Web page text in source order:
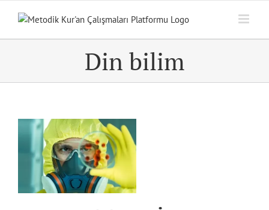
Din bilim